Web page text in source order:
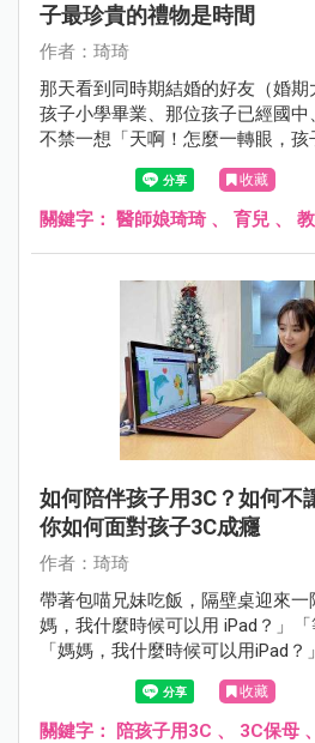
子最珍貴的禮物是時間
作者：琦琦
那天看到同時期結婚的好友（婚
孩子小學畢業、那位孩子已經國中
不禁一想「天啊！怎麼一轉眼，孩
收藏
關鍵字： 醫師娘琦琦、 育兒 、
如何陪伴孩子用3C？如何不
你如何面對孩子3C成癮
作者：琦琦
帶著包喵兄妹吃飯，隔壁桌迎來
媽，我什麼時候可以用 iPad？」「
「媽媽，我什麼時候可以用iPad
完才可以用嗎？」「媽媽，我……
男孩不斷跳針式的詢問，彷彿多
的繼續問，然而整場吃飯下來，媽
收藏
關鍵字： 陪孩子用3C 、 3C保母 、